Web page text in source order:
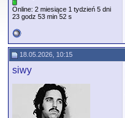
Online: 2 miesiące 1 tydzień 5 dni
23 godz 53 min 52 s
18.05.2026, 10:15
siwy